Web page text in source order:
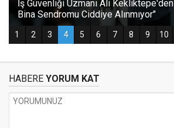
HABERE YORUM KAT